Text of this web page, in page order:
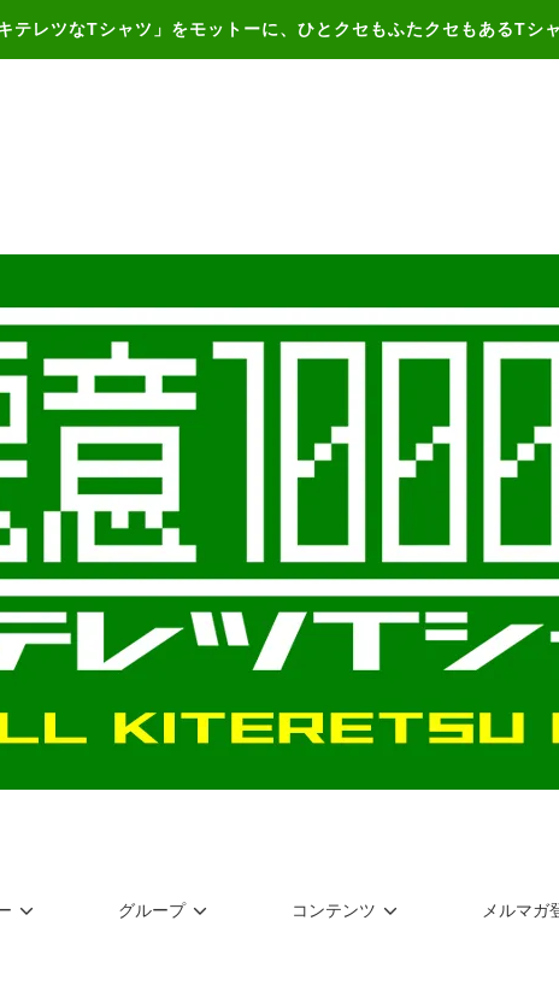
テレツなTシャツ」をモットーに、ひとクセもふたクセもあるTシ
グループ コンテンツ メルマガ